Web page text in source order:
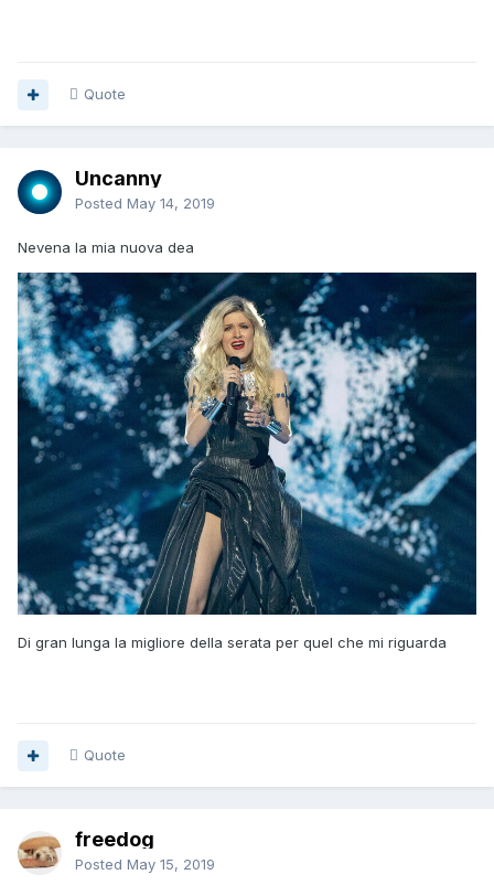
Quote
Uncanny
Posted May 14, 2019
Nevena la mia nuova dea
Di gran lunga la migliore della serata per quel che mi riguarda
Quote
freedog
Posted May 15, 2019